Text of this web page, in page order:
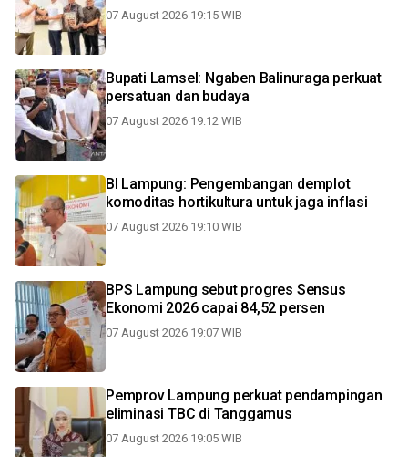
07 August 2026 19:15 WIB
Bupati Lamsel: Ngaben Balinuraga perkuat
persatuan dan budaya
07 August 2026 19:12 WIB
BI Lampung: Pengembangan demplot
komoditas hortikultura untuk jaga inflasi
07 August 2026 19:10 WIB
BPS Lampung sebut progres Sensus
Ekonomi 2026 capai 84,52 persen
07 August 2026 19:07 WIB
Pemprov Lampung perkuat pendampingan
eliminasi TBC di Tanggamus
07 August 2026 19:05 WIB